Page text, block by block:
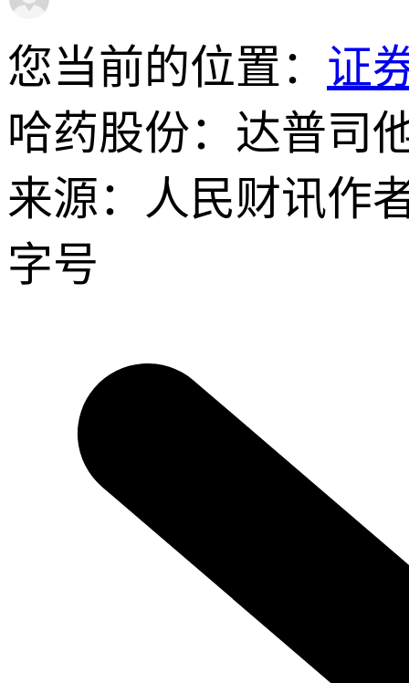
您当前的位置： 证
哈药股份：达普司
来源：人民财讯作
字号